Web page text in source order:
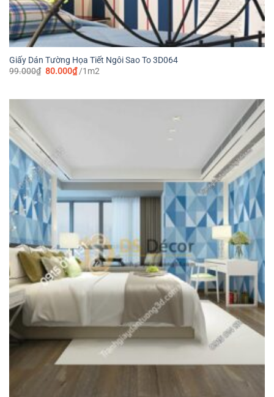
Giấy Dán Tường Họa Tiết Ngôi Sao To 3D064
99.000₫ Giá
80.000₫Giá
hiện
80.000₫.
/1m2